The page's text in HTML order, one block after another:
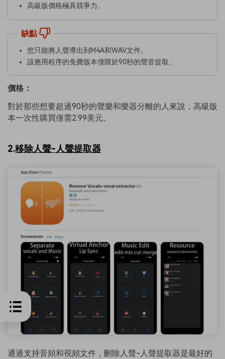
高級版價格極具競爭力。
缺點
您只能將人聲導出到M4A和WAV文件。
該應用程序的免費版本僅限於90秒的聲音提取。
價格：
對於那些想要超過90秒的聲樂和樂器分離的人來說，高級版
本一次性購買僅需2.99美元。
2.移除人聲-人聲提取器
通過支持音頻和視頻文件，刪除人聲-人聲提取器是最好的